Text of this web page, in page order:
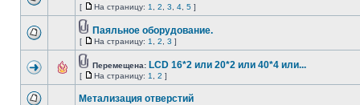
[ На страницу: 1 2 3 4 5 ]
Паяльное оборудование.
[ На страницу: 1 2 3 ]
Перемещена: LCD 16*2 или 20*2 или 40*4 или...
[ На страницу: 1 2 ]
Метализация отверстий